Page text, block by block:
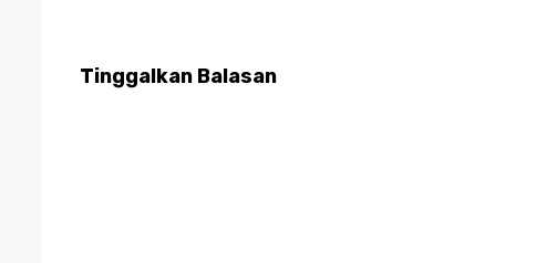
Tinggalkan Balasan